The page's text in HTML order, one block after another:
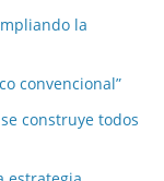
la
convencional”
construye todos